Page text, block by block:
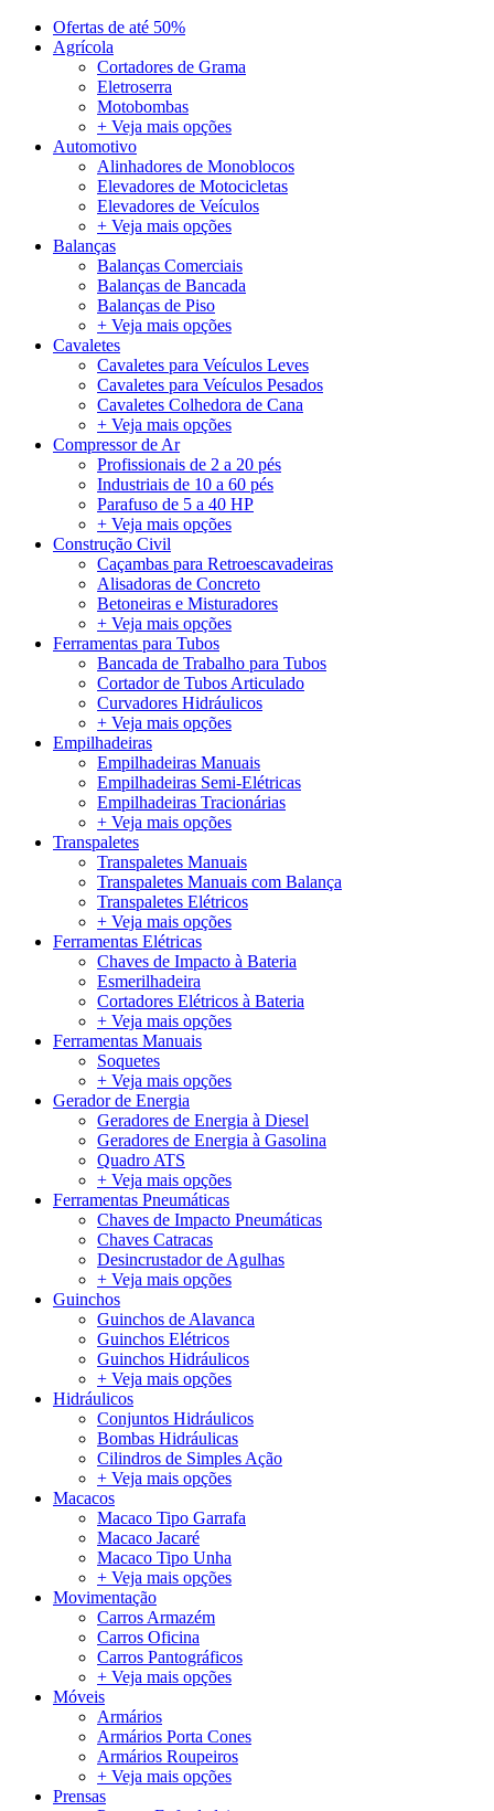
Ofertas de até 50%
Agrícola
Cortadores de Grama
Eletroserra
Motobombas
+ Veja mais opções
Automotivo
Alinhadores de Monoblocos
Elevadores de Motocicletas
Elevadores de Veículos
+ Veja mais opções
Balanças
Balanças Comerciais
Balanças de Bancada
Balanças de Piso
+ Veja mais opções
Cavaletes
Cavaletes para Veículos Leves
Cavaletes para Veículos Pesados
Cavaletes Colhedora de Cana
+ Veja mais opções
Compressor de Ar
Profissionais de 2 a 20 pés
Industriais de 10 a 60 pés
Parafuso de 5 a 40 HP
+ Veja mais opções
Construção Civil
Caçambas para Retroescavadeiras
Alisadoras de Concreto
Betoneiras e Misturadores
+ Veja mais opções
Ferramentas para Tubos
Bancada de Trabalho para Tubos
Cortador de Tubos Articulado
Curvadores Hidráulicos
+ Veja mais opções
Empilhadeiras
Empilhadeiras Manuais
Empilhadeiras Semi-Elétricas
Empilhadeiras Tracionárias
+ Veja mais opções
Transpaletes
Transpaletes Manuais
Transpaletes Manuais com Balança
Transpaletes Elétricos
+ Veja mais opções
Ferramentas Elétricas
Chaves de Impacto à Bateria
Esmerilhadeira
Cortadores Elétricos à Bateria
+ Veja mais opções
Ferramentas Manuais
Soquetes
+ Veja mais opções
Gerador de Energia
Geradores de Energia à Diesel
Geradores de Energia à Gasolina
Quadro ATS
+ Veja mais opções
Ferramentas Pneumáticas
Chaves de Impacto Pneumáticas
Chaves Catracas
Desincrustador de Agulhas
+ Veja mais opções
Guinchos
Guinchos de Alavanca
Guinchos Elétricos
Guinchos Hidráulicos
+ Veja mais opções
Hidráulicos
Conjuntos Hidráulicos
Bombas Hidráulicas
Cilindros de Simples Ação
+ Veja mais opções
Macacos
Macaco Tipo Garrafa
Macaco Jacaré
Macaco Tipo Unha
+ Veja mais opções
Movimentação
Carros Armazém
Carros Oficina
Carros Pantográficos
+ Veja mais opções
Móveis
Armários
Armários Porta Cones
Armários Roupeiros
+ Veja mais opções
Prensas